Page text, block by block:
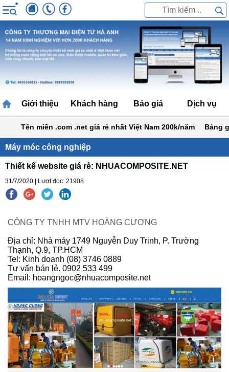
Giới thiệu Khách hàng Báo giá Dịch vụ
Tên miền .com .net giá rẻ nhất Việt Nam 200k/năm Bảng giá
Máy móc công nghiệp
Thiết kế website giá rẻ: NHUACOMPOSITE.NET
31/7/2020 | Lượt đọc: 21908
CÔNG TY TNHH MTV HOÀNG CƯƠNG
Địa chỉ: Nhà máy 1749 Nguyễn Duy Trinh, P. Trường
Thạnh, Q.9, TP.HCM
Tel: Kinh doanh (08) 3746 0889
Tư vấn bán lẻ. 0902 533 499
Email: hoangngoc@nhuacomposite.net